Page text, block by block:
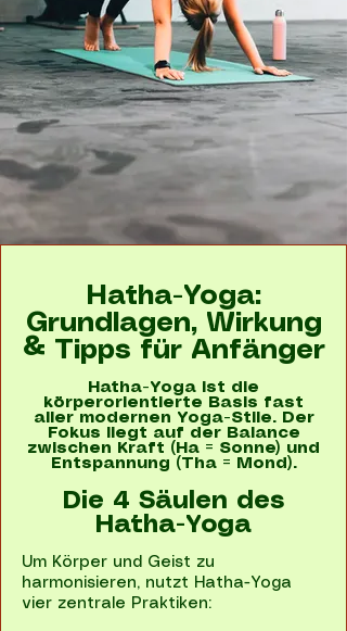
Hatha-Yoga:
Grundlagen, Wirkung
& Tipps für Anfänger
Hatha-Yoga ist die
körperorientierte Basis fast
aller modernen Yoga-Stile. Der
Fokus liegt auf der Balance
zwischen Kraft (Ha = Sonne) und
Entspannung (Tha = Mond).
Die 4 Säulen des
Hatha-Yoga
Um Körper und Geist zu
harmonisieren, nutzt Hatha-Yoga
vier zentrale Praktiken: